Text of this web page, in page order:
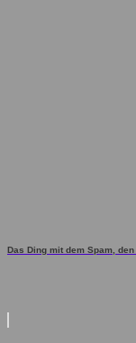
Das Ding mit dem Spam,